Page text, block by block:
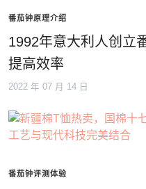
番茄钟原理介绍
1992年意大利人创立
提高效率
2022 年 07 月 14 日
番茄钟评测体验